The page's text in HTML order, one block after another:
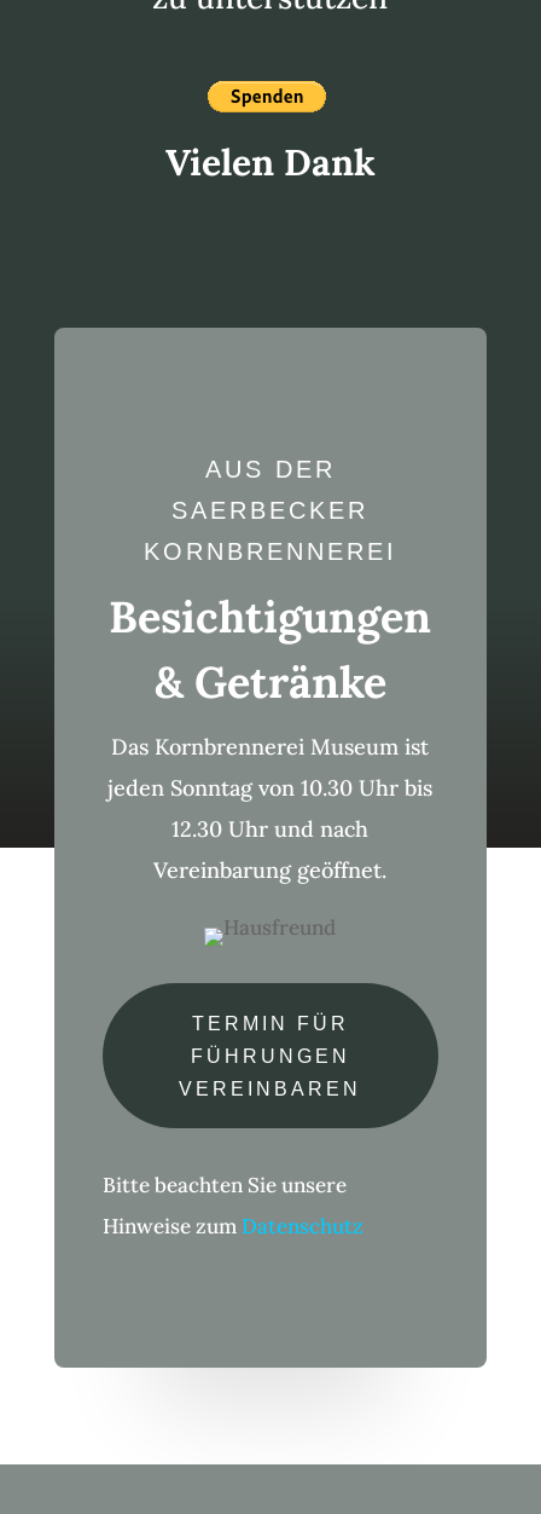
Vielen Dank
AUS DER
SAERBECKER
KORNBRENNEREI
Besichtigungen
& Getränke
Das Kornbrennerei Museum ist
jeden Sonntag von 10.30 Uhr bis
12.30 Uhr und nach
Vereinbarung geöffnet.
TERMIN FÜR
FÜHRUNGEN
VEREINBAREN
Bitte beachten Sie unsere
Hinweise zum Datenschutz